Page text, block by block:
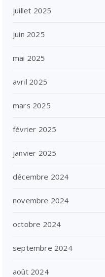
juillet 2025
juin 2025
mai 2025
avril 2025
mars 2025
février 2025
janvier 2025
décembre 2024
novembre 2024
octobre 2024
septembre 2024
août 2024